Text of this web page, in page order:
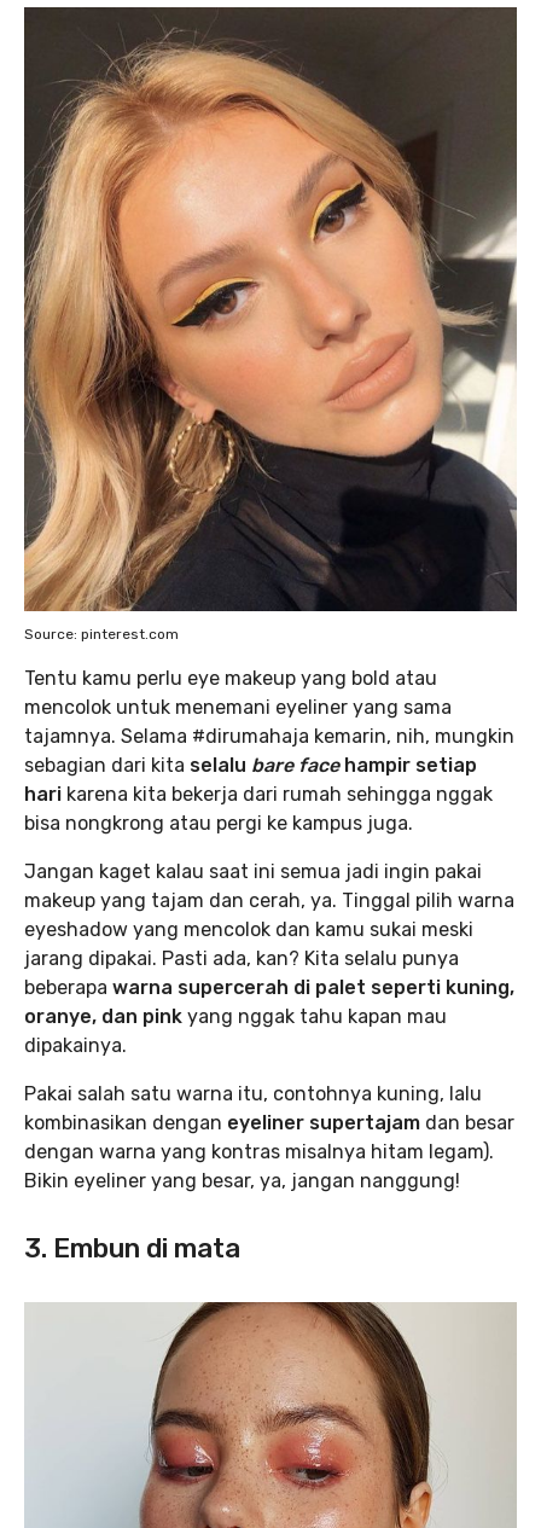
Source: pinterest.com
Tentu kamu perlu eye makeup yang bold atau
mencolok untuk menemani eyeliner yang sama
tajamnya. Selama #dirumahaja kemarin, nih, mungkin
sebagian dari kita selalu bare face hampir setiap
hari karena kita bekerja dari rumah sehingga nggak
bisa nongkrong atau pergi ke kampus juga.
Jangan kaget kalau saat ini semua jadi ingin pakai
makeup yang tajam dan cerah, ya. Tinggal pilih warna
eyeshadow yang mencolok dan kamu sukai meski
jarang dipakai. Pasti ada, kan? Kita selalu punya
beberapa warna supercerah di palet seperti kuning,
oranye, dan pink yang nggak tahu kapan mau
dipakainya.
Pakai salah satu warna itu, contohnya kuning, lalu
kombinasikan dengan eyeliner supertajam dan besar
dengan warna yang kontras misalnya hitam legam).
Bikin eyeliner yang besar, ya, jangan nanggung!
3. Embun di mata